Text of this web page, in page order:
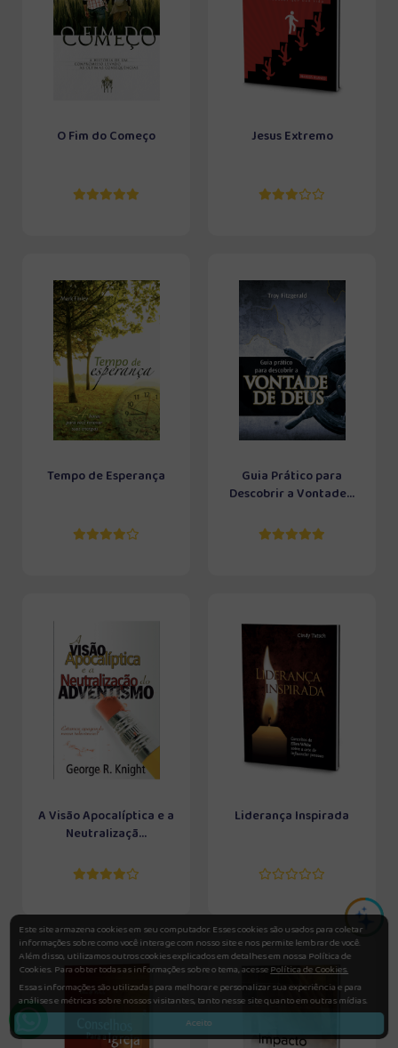
O Fim do Começo Jesus Extremo
Tempo de Esperança
Guia Prático para
Descobrir a Vontade...
A Visão Apocalíptica e a
Neutralizaçã...
Liderança Inspirada
Este site armazena cookies em seu computador. Esses cookies são usados para coletar
informações sobre como você interage com nosso site e nos permite lembrar de você.
Além disso, utilizamos outros cookies explicados em detalhes em nossa Política de
Cookies. Para obter todas as informações sobre o tema, acessePolítica de Cookies.
Essas informações são utilizadas para melhorar e personalizar sua experiência e para
análises e métricas sobre nossos visitantes, tanto nesse site quanto em outras mídias.
Aceito